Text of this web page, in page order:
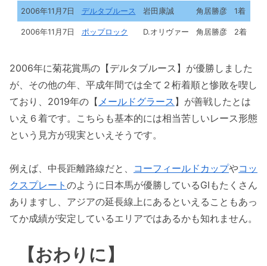
2006年11月7日 デルタブルース 岩田康誠 角居勝彦 1着
2006年11月7日 ポップロック D.オリヴァー 角居勝彦 2着
2006年に菊花賞馬の【デルタブルース】が優勝しました
が、その他の年、平成年間では全て２桁着順と惨敗を喫し
ており、2019年の【 メールドグラース 】が善戦したとは
いえ６着です。こちらも基本的には相当苦しいレース形態
という見方が現実といえそうです。
例えば、中長距離路線だと、 コーフィールドカップやコッ
クスプレート のように日本馬が優勝しているGIもたくさん
ありますし、アジアの延長線上にあるといえることもあっ
てか成績が安定しているエリアではあるかも知れません。
【おわりに】